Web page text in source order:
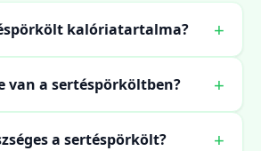
kalóriatartalma?
van a sertéspörköltben?
a sertéspörkölt?